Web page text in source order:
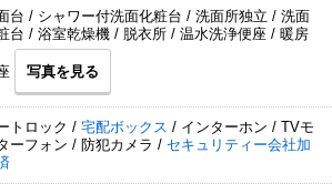
台 / シャワー付洗面化粧台 / 洗面所独立 / 洗面
台 / 浴室乾燥機 / 脱衣所 / 温水洗浄便座 / 暖房
写真を見る
トロック / 宅配ボックス / インターホン / TVモ
ーフォン / 防犯カメラ / セキュリティー会社加